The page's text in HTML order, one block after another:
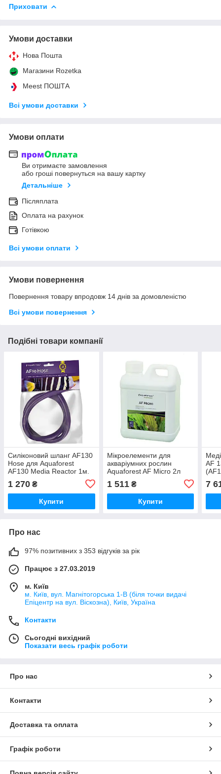
Приховати
Умови доставки
Нова Пошта
Магазини Rozetka
Meest ПОШТА
Всі умови доставки
Умови оплати
Ви отримаєте замовлення
або гроші повернуться на вашу картку
Детальніше
Післяплата
Оплата на рахунок
Готівкою
Всі умови оплати
Умови повернення
Повернення товару впродовж 14 днів за домовленістю
Всі умови повернення
Подібні товари компанії
Силіконовий шланг AF130
Hose для Aquaforest
AF130 Media Reactor 1м.
1 270 ₴
Купити
Мікроелементи для
акваріумних рослин
Aquaforest AF Micro 2л
1 511₴
Купити
AF
7
Про нас
97% позитивних з 353 відгуків за рік
Працює з 27.03.2019
м. Київ
м. Київ, вул. Магнітогорська 1-В (біля точки видачі
Епіцентр на вул. Віскозна), Київ, Україна
Контакти
Сьогодні вихідний
Показати весь графік роботи
Про нас
Контакти
Доставка та оплата
Графік роботи